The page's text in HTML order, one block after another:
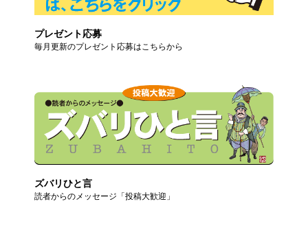
プレゼント応募
毎月更新のプレゼント応募はこちらから
ズバリひと言
読者からのメッセージ「投稿大歓迎」